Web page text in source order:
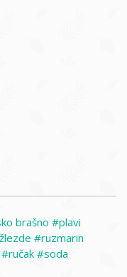
brašno
plavi
ruzmarin
ručak
soda